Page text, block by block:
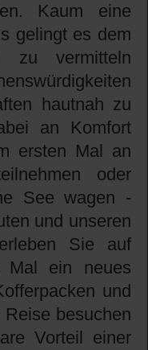
Kaum eine
gelingt es dem
zu vermitteln
hautnah zu
an Komfort
ersten Mal an
oder
See wagen -
und unseren
Sie auf
Mal ein neues
und
besuchen
Vorteil einer